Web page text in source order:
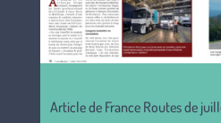
Article de France Routes de